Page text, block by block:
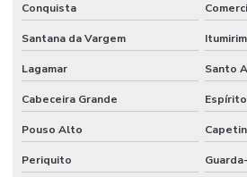
Conquista
Santana da Vargem Itumirim
Lagamar Santo
Cabeceira Grande
Pouso Alto
Periquito